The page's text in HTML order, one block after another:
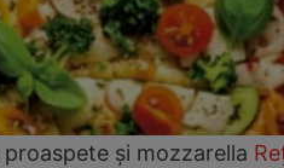
și mozzarella